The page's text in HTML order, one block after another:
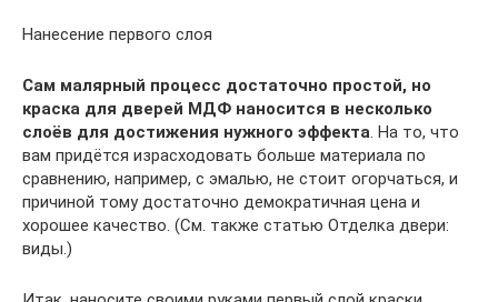
Нанесение первого слоя
Сам малярный процесс достаточно простой, но
краска для дверей МДФ наносится в несколько
слоёв для достижения нужного эффекта. На то, что
вам придётся израсходовать больше материала по
сравнению, например, с эмалью, не стоит огорчаться, и
причиной тому достаточно демократичная цена и
хорошее качество. (См. также статью Отделка двери:
виды.)